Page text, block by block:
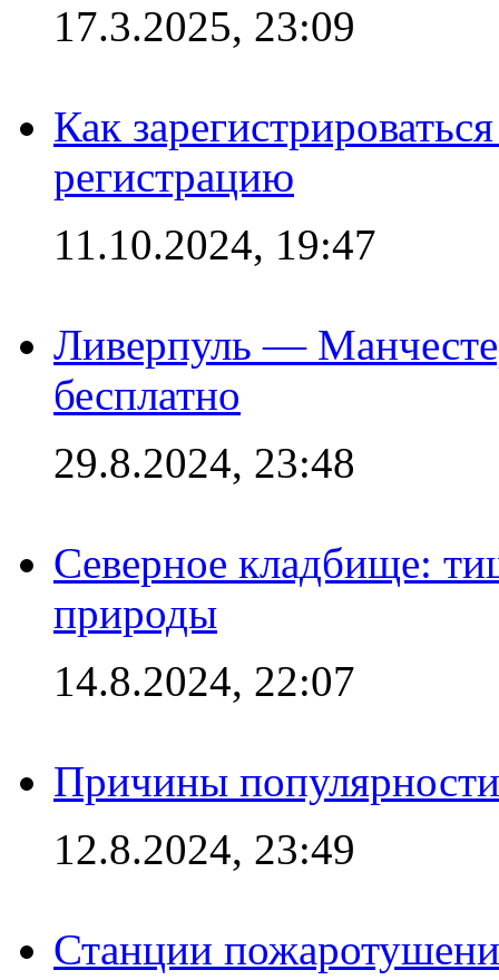
17.3.2025, 23:09
Как
регистрацию
11.10.2024, 19:47
Ливерпуль —
бесплатно
29.8.2024, 23:48
Северное кладбище:
природы
14.8.2024, 22:07
Причины
12.8.2024, 23:49
Станции